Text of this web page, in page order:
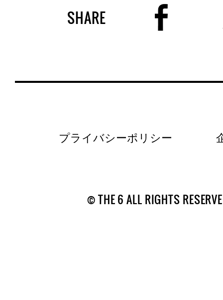
SHARE
プライバシーポリシー
© THE 6 ALL RIGHTS